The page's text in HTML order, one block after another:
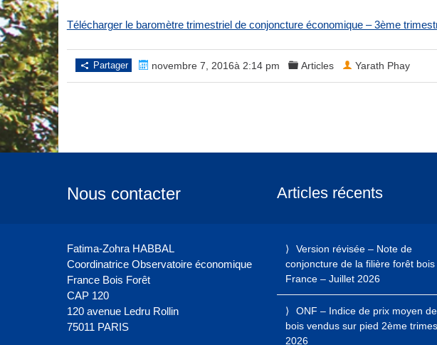
Télécharger le baromètre trimestriel de conjoncture économique – 3ème
Partager novembre 7, 2016à 2:14 pm Articles Yarath Phay
Nous contacter
Fatima-Zohra HABBAL
Coordinatrice Observatoire économique
France Bois Forêt
CAP 120
120 avenue Ledru Rollin
75011 PARIS
Articles récents
Version révisée – Note de
conjoncture de la filière forêt bois
France – Juillet 2026
ONF – Indice de prix moyen
bois vendus sur pied 2ème
2026